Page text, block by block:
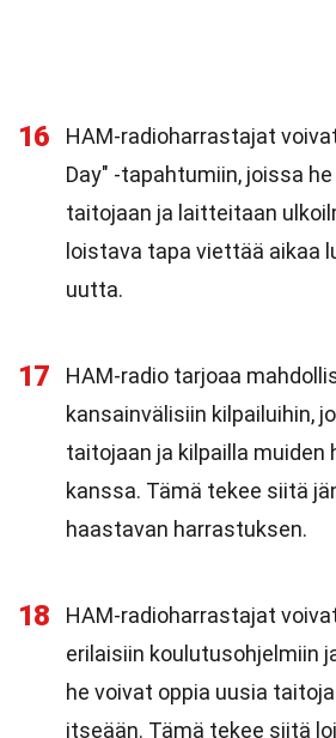
16
HAM-radioharrastajat
Day" -tapahtumiin, joissa
taitojaan ja laitteitaan
loistava tapa viettää aikaa
uutta.
17
HAM-radio tarjoaa
kansainvälisiin kilpailuihin,
taitojaan ja kilpailla muiden
kanssa. Tämä tekee siitä
haastavan harrastuksen.
18
HAM-radioharrastajat
erilaisiin koulutusohjelmiin
he voivat oppia uusia
itseään. Tämä tekee siitä